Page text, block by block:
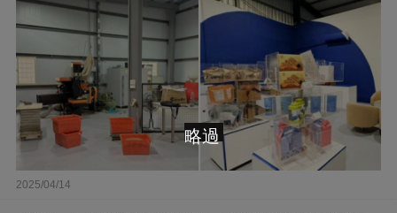
2025/04/14
略過